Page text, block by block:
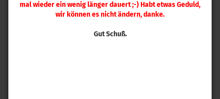
mal wieder ein wenig länger dauert ;-) Habt etwas Geduld,
wir können es nicht ändern, danke.
Gut Schuß.